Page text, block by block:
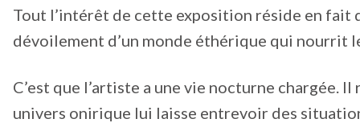
Tout l’intérêt de cette exposition réside en fait
dévoilement d’un monde éthérique qui nourrit
C’est que l’artiste a une vie nocturne chargée.
univers onirique lui laisse entrevoir des